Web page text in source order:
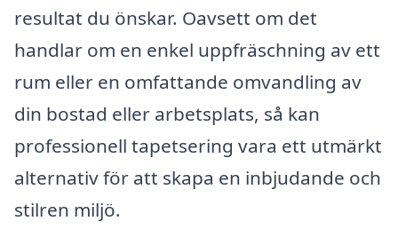
resultat du önskar. Oavsett om det
handlar om en enkel uppfräschning av ett
rum eller en omfattande omvandling av
din bostad eller arbetsplats, så kan
professionell tapetsering vara ett utmärkt
alternativ för att skapa en inbjudande och
stilren miljö.